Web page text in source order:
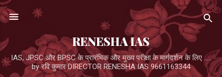
Skip to main content
RENESHA IAS
IAS, JPSC और BPSC के प्रारंभिक और मुख्य परीक्षा के मार्गदर्शन के लिए .....
by रवि कुमार DIRECTOR RENESHA IAS 9661163344